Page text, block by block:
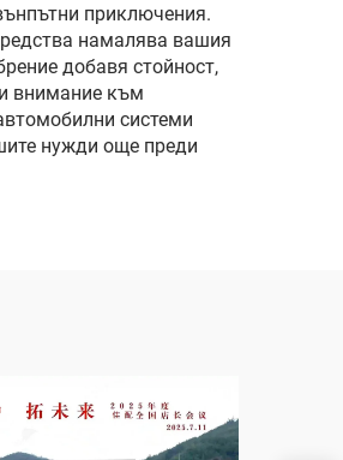
приключения.
намалява вашия
добавя стойност,
внимание към
системи
нужди още преди